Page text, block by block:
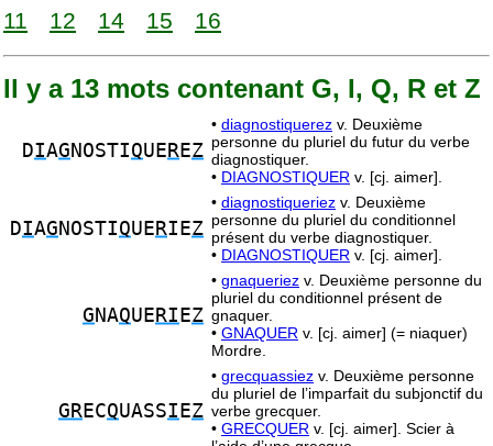
11
12 14 15 16
Il y a 13 mots contenant G, I, Q, R et Z
DIAG NOSTIQUE REZ
• diagnostiquerez v. Deuxième
personne du pluriel du futur du verbe
diagnostiquer.
• DIAGNOSTIQUER v. [cj. aimer].
DIAG NOSTIQUE RIEZ
• diagnostiqueriez v. Deuxième
personne du pluriel du conditionnel
présent du verbe diagnostiquer.
• DIAGNOSTIQUER v. [cj. aimer].
G NAQUE RI EZ
• gnaqueriez v. Deuxième personne du
pluriel du conditionnel présent de
gnaquer.
• GNAQUER v. [cj. aimer] (= niaquer)
Mordre.
GRECQUASSI EZ
• grecquassiez v. Deuxième personne
du pluriel de l’imparfait du subjonctif du
verbe grecquer.
• GRECQUER v. [cj. aimer]. Scier à